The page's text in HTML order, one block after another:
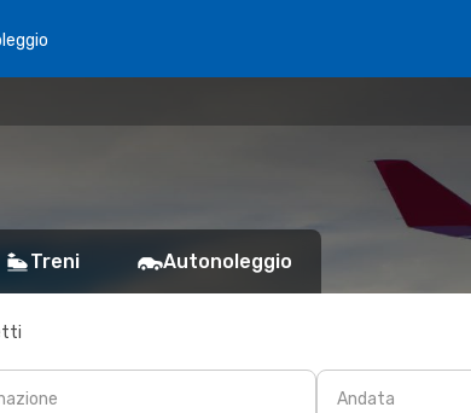
Treni Autonoleggio
Andata